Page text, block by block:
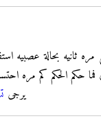
بحالة عصبيه
حكم الحكم كم مره
يرجى